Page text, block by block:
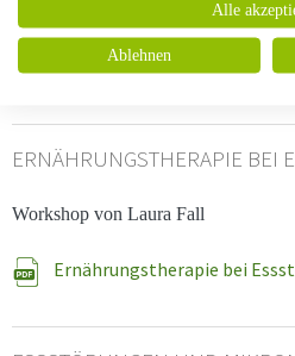
Workshop von Dr. med. Walter Funk
Stationäre Behandlung von
ERNÄHRUNGSTHERAPIE BEI
Workshop von Laura Fall
Ernährungstherapie bei
Alle
Ablehnen